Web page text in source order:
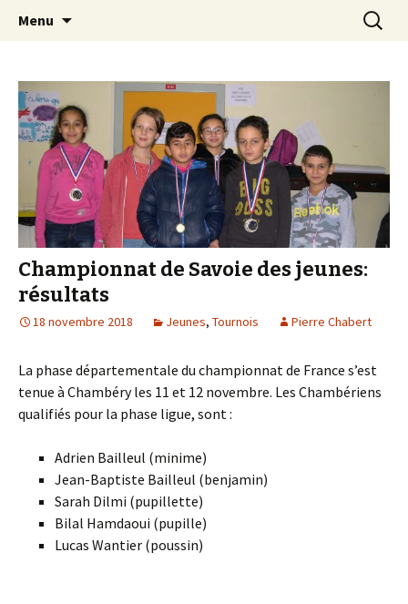
Club d échecs de l
agglomération
chambérienne
Les échecs pour tous
Menu
Championnat de Savoie des jeunes:
résultats
18 novembre 2018 Jeunes, Tournois Pierre Chabert
La phase départementale du championnat de France s’est
tenue à Chambéry les 11 et 12 novembre. Les Chambériens
qualifiés pour la phase ligue, sont :
Adrien Bailleul (minime)
Jean-Baptiste Bailleul (benjamin)
Sarah Dilmi (pupillette)
Bilal Hamdaoui (pupille)
Lucas Wantier (poussin)